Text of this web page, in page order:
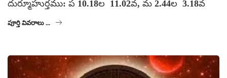
దుర్మూహుర్తము: ప 10.18ల 11.02వ, మ 2.44ల 3.18వ
పూర్తి వివరాలు ...